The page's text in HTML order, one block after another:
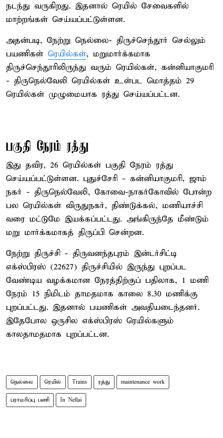
நடந்து வருகிறது. இதனால் ரெயில் சேவைகளில்
மாற்றங்கள் செய்யப்பட்டுள்ளன.
அதன்படி, நேற்று நெல்லை- திருச்செந்தூர் செல்லும்
பயணிகள் ரெயில்கள், மறுமார்க்கமாக
திருச்செந்தூரிலிருந்து வரும் ரெயில்கள், கன்னியாகுமரி
- திருநெல்வேலி ரெயில்கள் உள்பட மொத்தம் 29
ரெயில்கள் முழுமையாக ரத்து செய்யப்பட்டன.
பகுதி நேரம் ரத்து
இது தவிர, 26 ரெயில்கள் பகுதி நேரம் ரத்து
செய்யப்பட்டுள்ளன. புதுச்சேரி - கன்னியாகுமரி, ஜாம்
நகர் - திருநெல்வேலி, கோவை-நாகர்கோவில் போன்ற
பல ரெயில்கள் விருதுநகர், திண்டுக்கல், மணியாச்சி
வரை மட்டுமே இயக்கப்பட்டது. அங்கிருந்தே மீண்டும்
மறு மார்க்கமாகத் திருப்பி சென்றன.
நேற்று திருச்சி - திருவனந்தபுரம் இன்டர்சிட்டி
எக்ஸ்பிரஸ் (22627) திருச்சியில் இருந்து புறப்பட
வேண்டிய வழக்கமான நேரத்திற்குப் பதிலாக, 1 மணி
நேரம் 15 நிமிடம் தாமதமாக காலை 8.30 மணிக்கு
புறப்பட்டது. இதனால் பயணிகள் அவதியடைந்தனர்.
இதேபோல ஒருசில எக்ஸ்பிரஸ் ரெயில்களும்
காலதாமதமாக புறப்பட்டன.
நெல்லை ரெயில் Trains ரத்து maintenance work
பராமரிப்பு பணி In Nellai